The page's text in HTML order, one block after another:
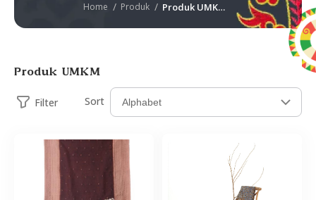
Home Produk Produk UMKM KKI
Produk UMKM
Filter Sort